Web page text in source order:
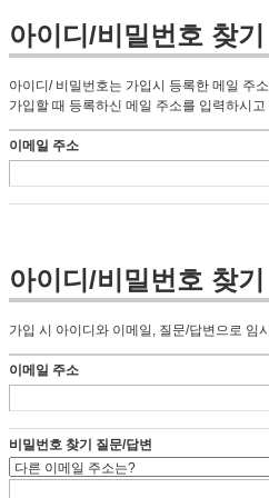
아이디/비밀번호 찾기
아이디/ 비밀번호는 가입시 등록한 메일 주
가입할 때 등록하신 메일 주소를 입력하시
이메일 주소
아이디/비밀번호 찾기
가입 시 아이디와 이메일, 질문/답변으로 임
이메일 주소
비밀번호 찾기 질문/답변